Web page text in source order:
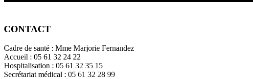
CONTACT
Cadre de santé : Mme Marjorie Fernandez
Accueil : 05 61 32 24 22
Hospitalisation : 05 61 32 35 15
Secrétariat médical : 05 61 32 28 99